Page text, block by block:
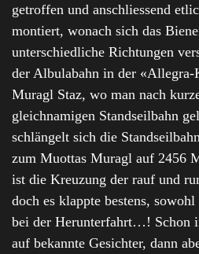
getroffen und anschliessend
montiert, wonach sich das
unterschiedliche Richtungen
der Albulabahn in der
Muragl Staz, wo man nach
gleichnamigen Standseilbahn
schlängelt sich die
zum Muottas Muragl auf 2456
ist die Kreuzung der rauf und
doch es klappte bestens,
bei der Herunterfahrt…! Schon
auf bekannte Gesichter, dann